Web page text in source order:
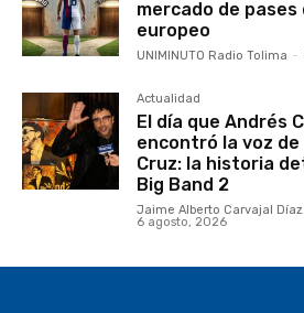
mercado de
europeo
UNIMINUTO Radio Tolima -
Actualidad
El día que Andrés
encontró la voz de
Cruz: la historia
Big Band 2
Jaime Alberto Carvajal Díaz
6 agosto, 2026